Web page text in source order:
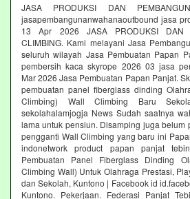
JASA PRODUKSI DAN
jasapembangunanwahanaoutbound jasa
13 Apr 2026 JASA PRODUKSI DAN
CLIMBING. Kami melayani Jasa
seluruh wilayah Jasa Pembuatan Papan
pembersih kaca skyrope 2026 03 jasa
Mar 2026 Jasa Pembuatan Papan Panjat.
pembuatan panel fiberglass dinding
Climbing) Wall Climbing Baru
sekolahalamjogja News Sudah saatnya
lama untuk pensiun. Disamping juga belum
pengganti Wall Climbing yang baru ini
indonetwork product papan panjat
Pembuatan Panel Fiberglass Dinding
Climbing Wall) Untuk Olahraga Prestasi,
dan Sekolah, Kuntono | Facebook id
Kuntono. Pekerjaan. Federasi Panjat